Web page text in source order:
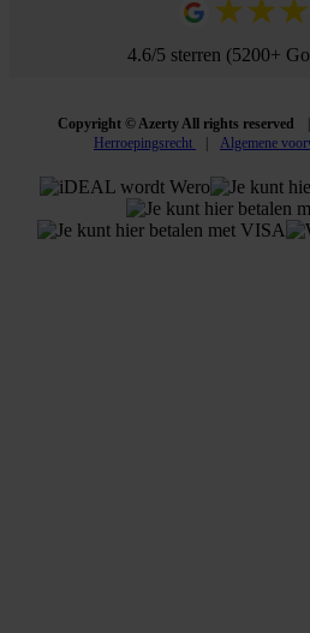
4.6/5 sterren (5200+
Copyright © Azerty All rights reserved
Herroepingsrecht
Algemene